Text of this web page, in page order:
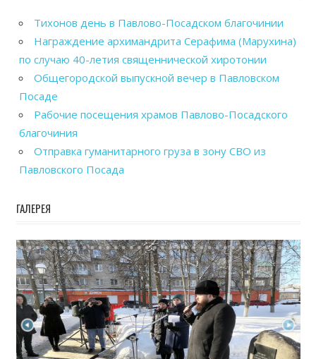
Тихонов день в Павлово-Посадском благочинии
Награждение архимандрита Серафима (Марухина)
по случаю 40-летия священнической хиротонии
Общегородской выпускной вечер в Павловском
Посаде
Рабочие посещения храмов Павлово-Посадского
благочиния
Отправка гуманитарного груза в зону СВО из
Павловского Посада
ГАЛЕРЕЯ